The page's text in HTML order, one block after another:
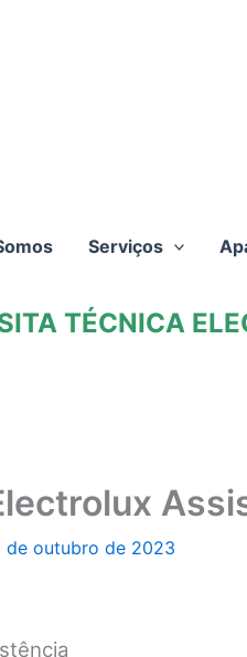
Serviços
TÉCNICA
de outubro de 2023